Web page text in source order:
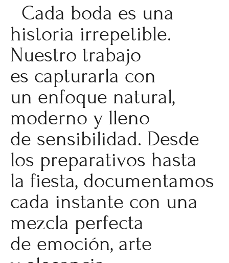
Cada boda es una
historia irrepetible.
Nuestro trabajo
es capturarla con
un enfoque natural,
moderno y lleno
de sensibilidad. Desde
los preparativos hasta
la fiesta, documentamos
cada instante con una
mezcla perfecta
de emoción, arte